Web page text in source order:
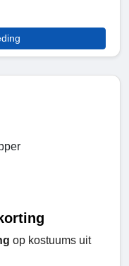
op kostuums uit